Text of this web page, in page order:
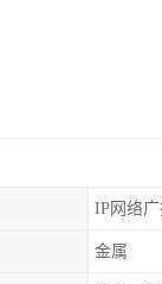
IP网络
金属